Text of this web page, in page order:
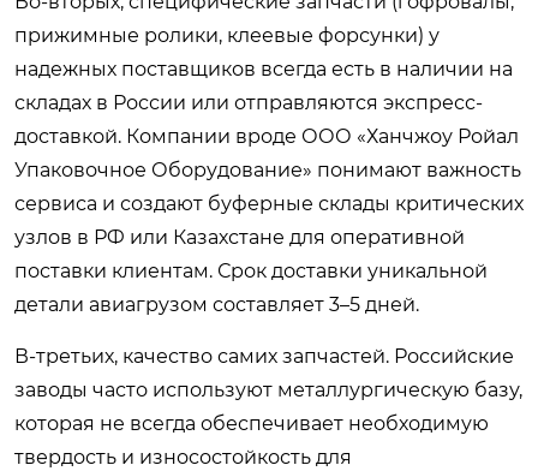
прижимные ролики, клеевые форсунки) у
надежных поставщиков всегда есть в наличии на
складах в России или отправляются экспресс-
доставкой. Компании вроде ООО «Ханчжоу Ройал
Упаковочное Оборудование» понимают важность
сервиса и создают буферные склады критических
узлов в РФ или Казахстане для оперативной
поставки клиентам. Срок доставки уникальной
детали авиагрузом составляет 3–5 дней.
В-третьих, качество самих запчастей. Российские
заводы часто используют металлургическую базу,
которая не всегда обеспечивает необходимую
твердость и износостойкость для